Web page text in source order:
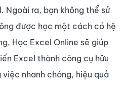
Ngoài ra, bạn không thể sử
được học một cách có hệ
Học Excel Online sẽ giúp
Excel thành công cụ hữu
nhanh chóng, hiệu quả